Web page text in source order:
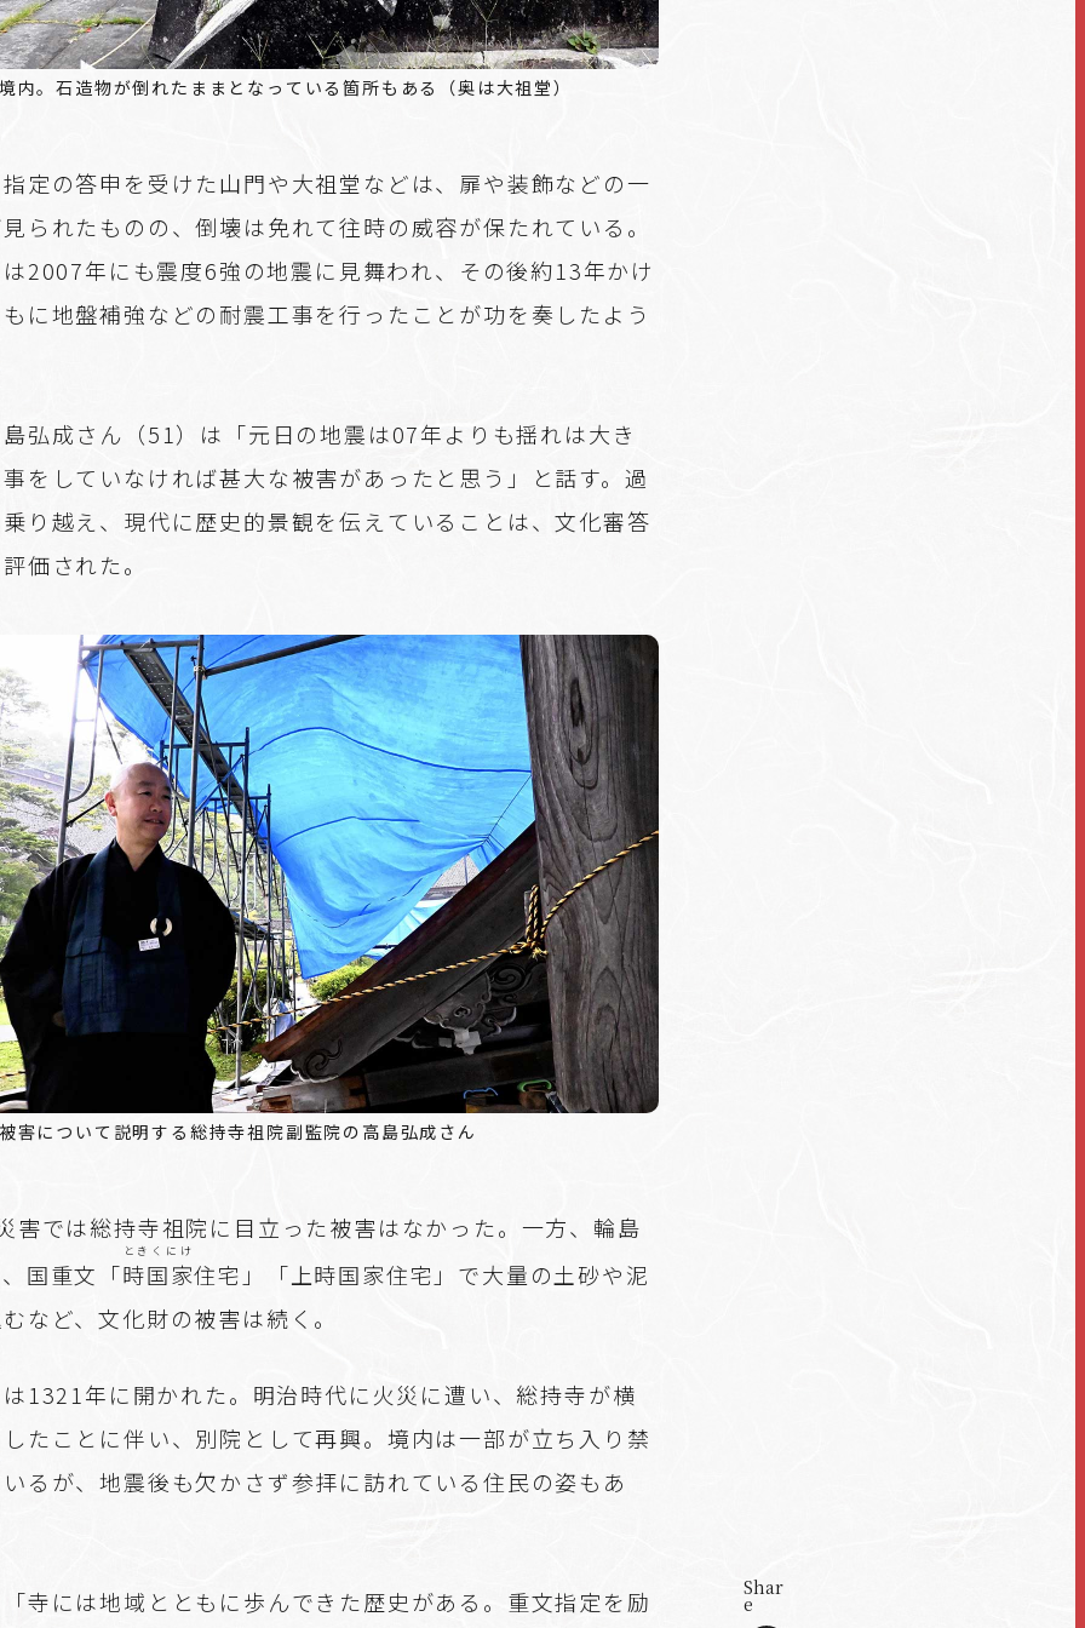
内。石造物が倒れたままとなっている箇所もある（奥は大祖堂）
定の答申を受けた山門や大祖堂などは、扉や装飾などの一
られたものの、倒壊は免れて往時の威容が保たれている。
2007年にも震度6強の地震に見舞われ、その後約13年かけ
に地盤補強などの耐震工事を行ったことが功を奏したよう
弘成さん（51）は「元日の地震は07年よりも揺れは大き
をしていなければ甚大な被害があったと思う」と話す。過
り越え、現代に歴史的景観を伝えていることは、文化審答
価された。
害について説明する総持寺祖院副監院の高島弘成さん
害では総持寺祖院に目立った被害はなかった。一方、輪島
国重文「時国家
ときくにけ
住宅」「上時国家住宅」で大量の土砂や泥
など、文化財の被害は続く。
1321年に開かれた。明治時代に火災に遭い、総持寺が横
たことに伴い、別院として再興。境内は一部が立ち入り禁
るが、地震後も欠かさず参拝に訪れている住民の姿もあ
寺には地域とともに歩んできた歴史がある。重文指定を励 Shar
e